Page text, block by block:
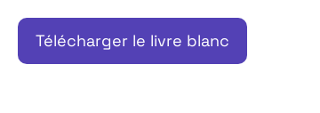
Télécharger le livre blanc